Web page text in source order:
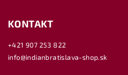
KONTAKT
+421 907 253 822
info@indianbratislava-shop.sk